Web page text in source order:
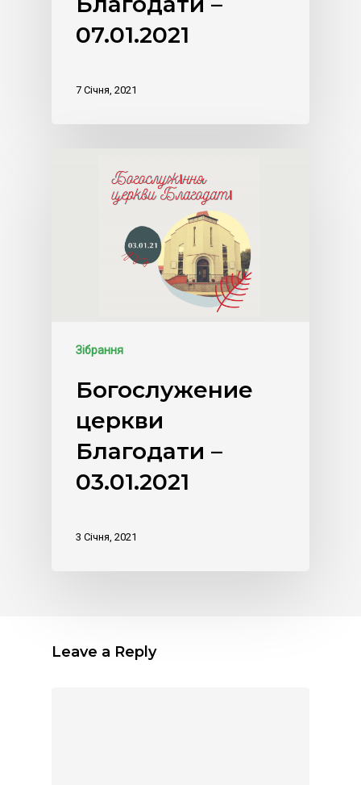
07.01.2021
7 Січня, 2021
Зібрання
Богослужение
церкви
Благодати –
03.01.2021
3 Січня, 2021
Leave a Reply